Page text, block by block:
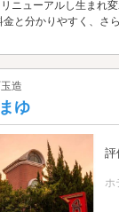
リニューアルし生まれ
と分かりやすく、さ
造
ゆ
評
ホ